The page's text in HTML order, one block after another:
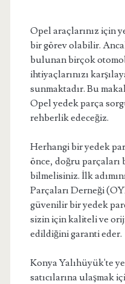
Opel araçlarınız için
bir görev olabilir.
bulunan birçok
ihtiyaçlarınızı
sunmaktadır. Bu
Opel yedek parça
rehberlik edeceğiz.
Herhangi bir yedek
önce, doğru
bilmelisiniz. İlk
Parçaları Derneği
güvenilir bir yedek
sizin için kaliteli ve
edildiğini garanti eder.
Konya Yalıhüyük'te
satıcılarına ulaşmak